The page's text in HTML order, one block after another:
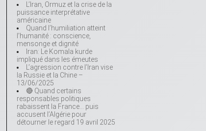
L’Iran, Ormuz et la crise de la
puissance interprétative
américaine
Quand l’humiliation atteint
l’humanité : conscience,
mensonge et dignité
Iran: Le Komala kurde
impliqué dans les émeutes
L’agression contre l’Iran vise
la Russie et la Chine –
13/06/2025
🔴 Quand certains
responsables politiques
rabaissent la France… puis
accusent l’Algérie pour
détourner le regard 19 avril 2025